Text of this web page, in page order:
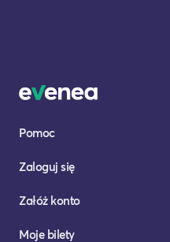
Pomoc
Zaloguj się
Załóż konto
Moje bilety